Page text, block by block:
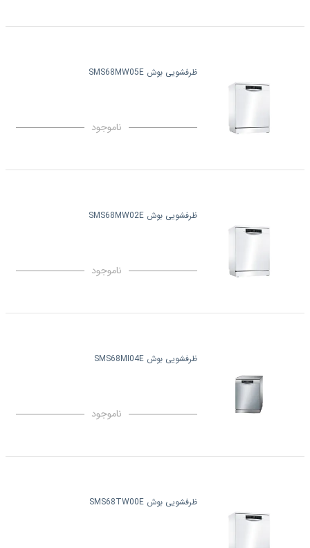
ظرفشویی بوش SMS68MW05E
ناموجود
ظرفشویی بوش SMS68MW02E
ناموجود
ظرفشویی بوش SMS68MI04E
ناموجود
ظرفشویی بوش SMS68TW00E